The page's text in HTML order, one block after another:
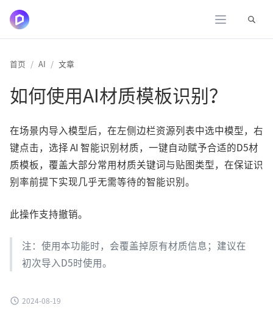
展开
首页 AI 文章
如何使用AI材质模板识别？
在场景内导入模型后，在左侧边栏资源列表中选中模型，右
键点击，选择 AI 智能识别材质，一键自动赋予合适的D5材
质模板，覆盖大部分常用材质关键词与贴图类型，在保证识
别率前提下实现几乎无需等待的智能识别。
此操作支持撤销。
注：使用本功能时，会覆盖掉原有材质信息；建议在
初次导入D5时使用。
2024-08-19